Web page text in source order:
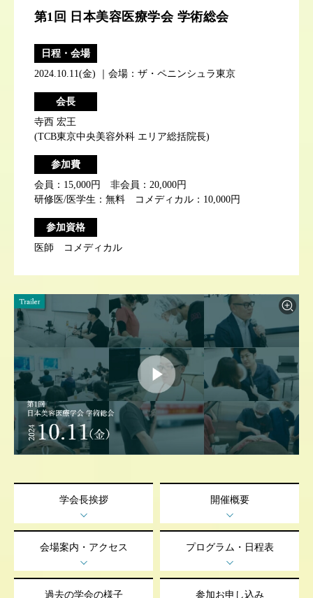
第1回 日本美容医療学会 学術総会
日程・会場
2024.10.11(金) ｜会場：ザ・ペニンシュラ東京
会長
寺西 宏王
(TCB東京中央美容外科 エリア総括院長)
参加費
会員：15,000円 非会員：20,000円
研修医/医学生：無料 コメディカル：10,000円
参加資格
医師 コメディカル
学会長挨拶 開催概要
会場案内・アクセス プログラム・日程表
過去の学会の様子 参加お申し込み